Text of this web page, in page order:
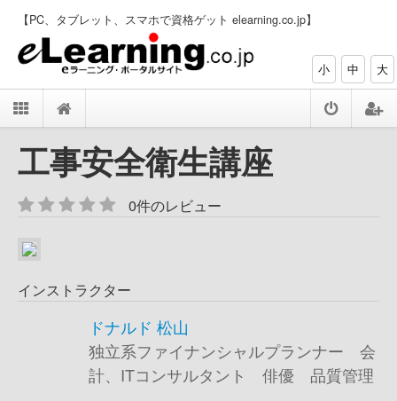
【PC、タブレット、スマホで資格ゲット elearning.co.jp】
小 中 大
工事安全衛生講座
0件のレビュー
インストラクター
ドナルド 松山
独立系ファイナンシャルプランナー 会
計、ITコンサルタント 俳優 品質管理